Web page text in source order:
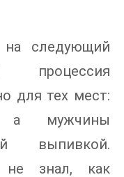
следующий
процессия
для тех мест:
а мужчины
выпивкой.
не знал, как